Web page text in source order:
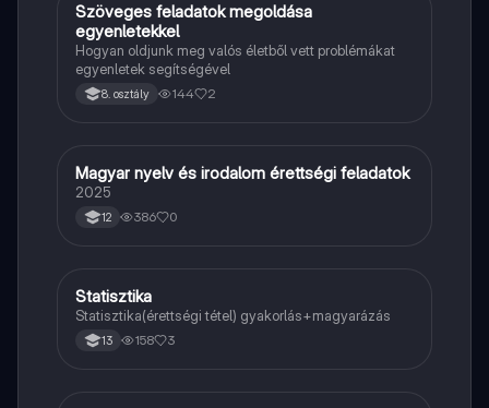
Matek
Szöveges feladatok megoldása
egyenletekkel
Hogyan oldjunk meg valós életből vett problémákat
egyenletek segítségével
8. osztály 144 2
Magyar
Magyar nyelv és irodalom érettségi feladatok
2025
12 386 0
Matek
Statisztika
Statisztika(érettségi tétel) gyakorlás+magyarázás
13 158 3